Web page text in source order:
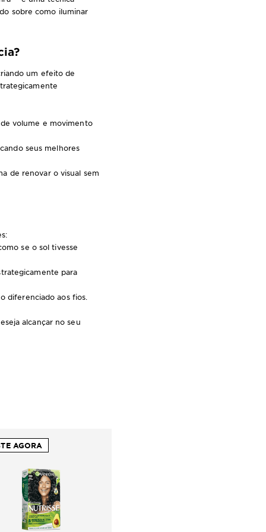
sobre como iluminar
um efeito de
volume e movimento
seus melhores
de renovar o visual sem
se o sol tivesse
para
diferenciado aos fios.
alcançar no seu
AGORA